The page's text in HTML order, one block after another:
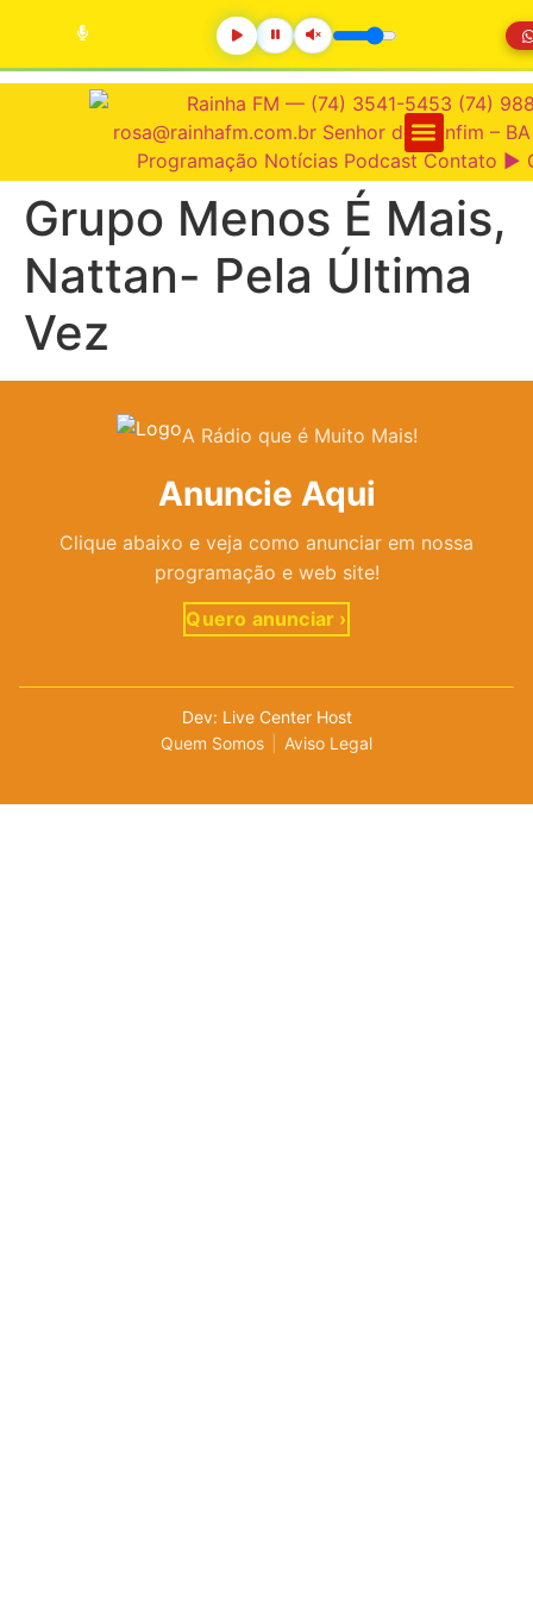
Grupo Menos É Mais,
Nattan- Pela Última
Vez
A Rádio que é Muito Mais!
Anuncie Aqui
Clique abaixo e veja como anunciar em nossa
programação e web site!
Quero anunciar ›
Dev: Live Center Host
Quem Somos
Aviso Legal